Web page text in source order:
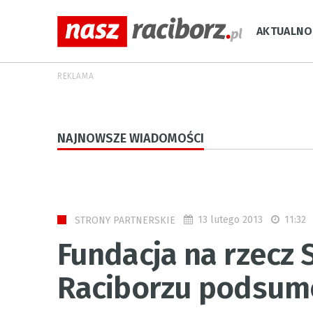
REKLAMA
NAJNOWSZE WIADOMOŚCI
STRONY PARTNERSKIE 13 lutego 2013 11:32
Fundacja na rzecz
Raciborzu